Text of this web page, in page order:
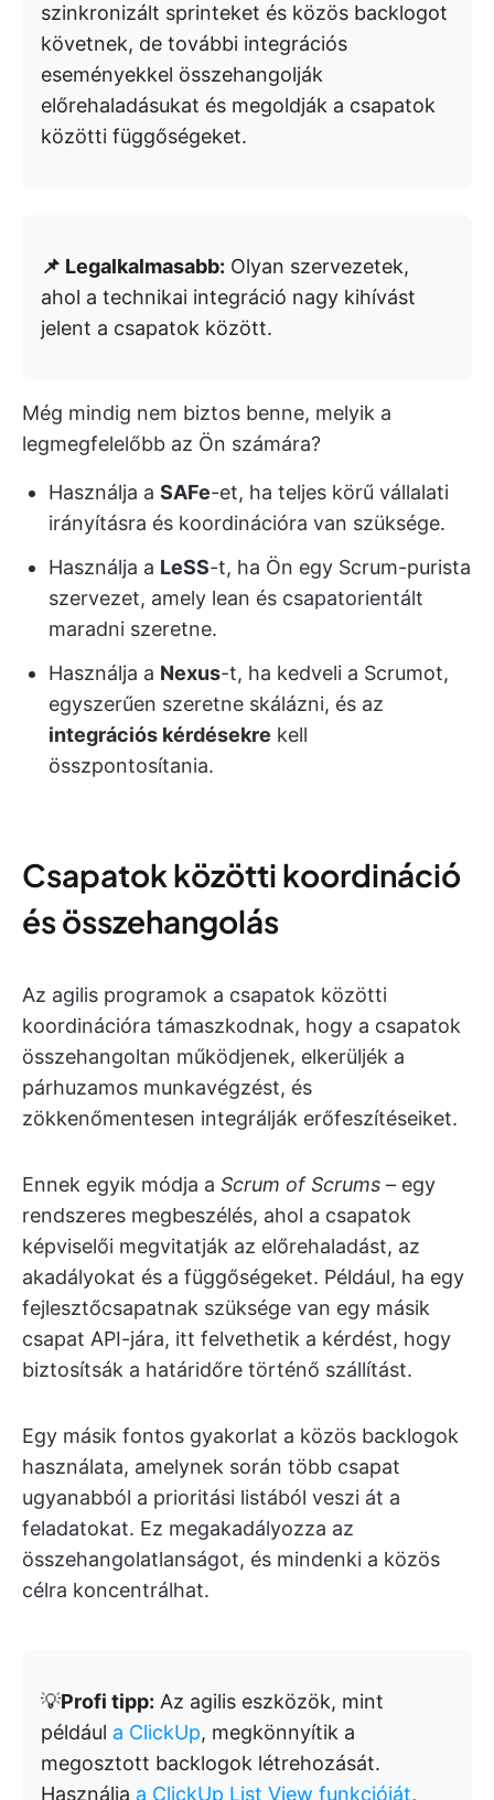
szinkronizált sprinteket és közös backlogot
követnek, de további integrációs
eseményekkel összehangolják
előrehaladásukat és megoldják a csapatok
közötti függőségeket.
📌 Legalkalmasabb: Olyan szervezetek,
ahol a technikai integráció nagy kihívást
jelent a csapatok között.
Még mindig nem biztos benne, melyik a
legmegfelelőbb az Ön számára?
Használja a SAFe-et, ha teljes körű vállalati
irányításra és koordinációra van szüksége.
Használja a LeSS-t, ha Ön egy Scrum-purista
szervezet, amely lean és csapatorientált
maradni szeretne.
Használja a Nexus-t, ha kedveli a Scrumot,
egyszerűen szeretne skálázni, és az
integrációs kérdésekre kell
összpontosítania.
Csapatok közötti koordináció
és összehangolás
Az agilis programok a csapatok közötti
koordinációra támaszkodnak, hogy a csapatok
összehangoltan működjenek, elkerüljék a
párhuzamos munkavégzést, és
zökkenőmentesen integrálják erőfeszítéseiket.
Ennek egyik módja a Scrum of Scrums – egy
rendszeres megbeszélés, ahol a csapatok
képviselői megvitatják az előrehaladást, az
akadályokat és a függőségeket. Például, ha egy
fejlesztőcsapatnak szüksége van egy másik
csapat API-jára, itt felvethetik a kérdést, hogy
biztosítsák a határidőre történő szállítást.
Egy másik fontos gyakorlat a közös backlogok
használata, amelynek során több csapat
ugyanabból a prioritási listából veszi át a
feladatokat. Ez megakadályozza az
összehangolatlanságot, és mindenki a közös
célra koncentrálhat.
💡Profi tipp: Az agilis eszközök, mint
például a ClickUp, megkönnyítik a
megosztott backlogok létrehozását.
Használja a ClickUp List View funkcióját,